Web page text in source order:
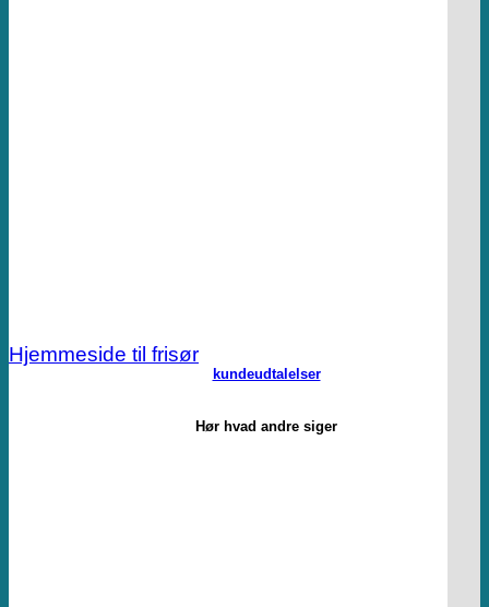
kundeudtalelser
Hør hvad andre siger
Hjemmeside til frisør